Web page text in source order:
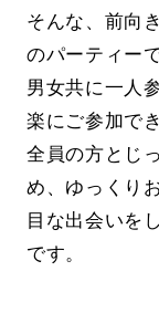
そんな、前向
のパーティーで
男女共に一人
楽にご参加で
全員の方とじ
め、ゆっくり
目な出会いを
です。